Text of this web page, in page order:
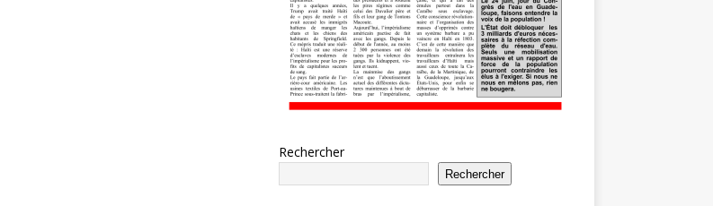
Rechercher
Rechercher